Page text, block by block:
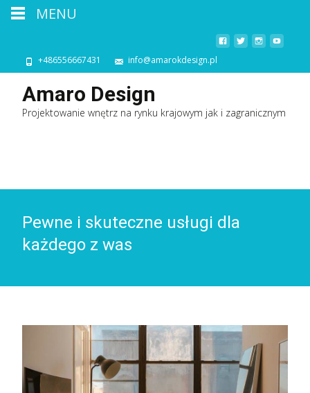
+486556667431 info@amarokdesign.pl
Amaro Design
Projektowanie wnętrz na rynku krajowym jak i zagranicznym
Pewne i skuteczne usługi dla
każdego z was
MENU